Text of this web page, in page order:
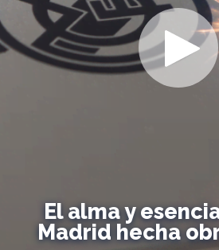
El alma y
Madrid hecha